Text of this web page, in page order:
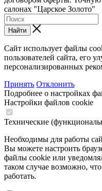
салонах "Царское Золото"
Найти
Сайт использует файлы
пользователей сайта, его
персонализированных
Принять Отклонить
Подробнее о настройках
Настройки файлов cookie
Технические
Необходимы для работы
Вы можете настроить
файлы cookie или
таком случае возможно,
работать.